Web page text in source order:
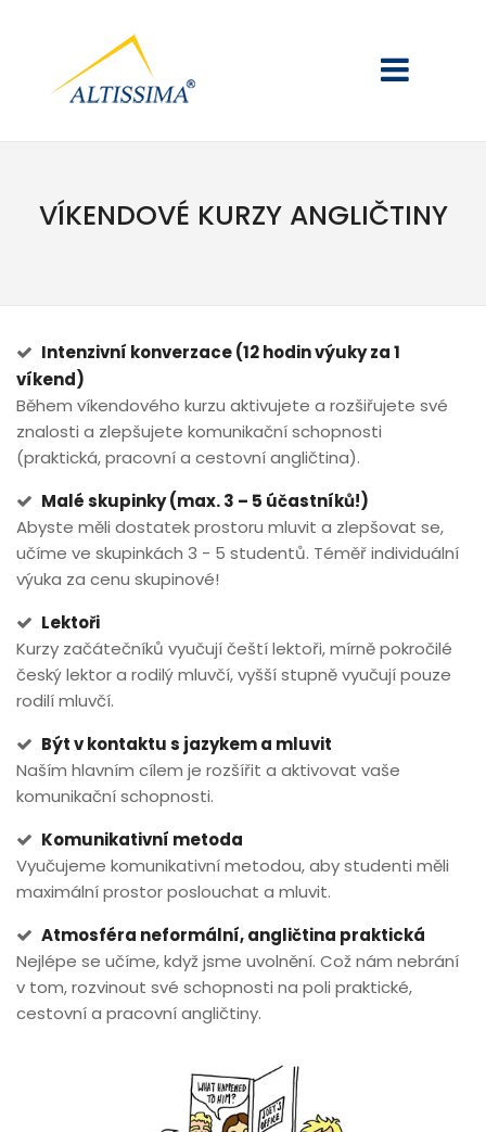
VÍKENDOVÉ KURZY ANGLIČTINY
Intenzivní konverzace (12 hodin výuky za 1
víkend)
Během víkendového kurzu aktivujete a rozšiřujete své
znalosti a zlepšujete komunikační schopnosti
(praktická, pracovní a cestovní angličtina).
Malé skupinky (max. 3 – 5 účastníků!)
Abyste měli dostatek prostoru mluvit a zlepšovat se,
učíme ve skupinkách 3 - 5 studentů. Téměř individuální
výuka za cenu skupinové!
Lektoři
Kurzy začátečníků vyučují čeští lektoři, mírně pokročilé
český lektor a rodilý mluvčí, vyšší stupně vyučují pouze
rodilí mluvčí.
Být v kontaktu s jazykem a mluvit
Naším hlavním cílem je rozšířit a aktivovat vaše
komunikační schopnosti.
Komunikativní metoda
Vyučujeme komunikativní metodou, aby studenti měli
maximální prostor poslouchat a mluvit.
Atmosféra neformální, angličtina praktická
Nejlépe se učíme, když jsme uvolnění. Což nám nebrání
v tom, rozvinout své schopnosti na poli praktické,
cestovní a pracovní angličtiny.